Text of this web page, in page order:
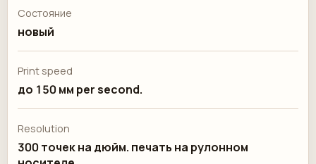
Состояние
новый
Print speed
до 150 мм per second.
Resolution
300 точек на дюйм. печать на рулонном